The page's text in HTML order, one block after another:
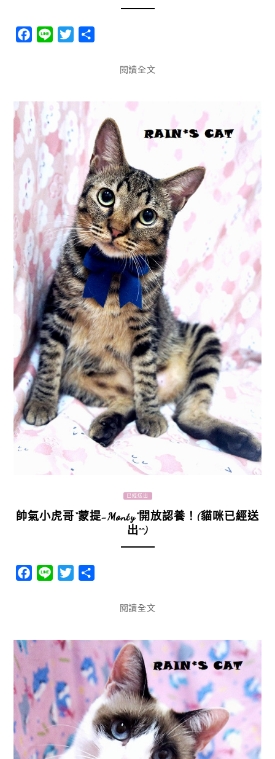
Facebook
Line Twitter
閱讀全文
已經送出
帥氣小虎哥“蒙提-Monty”開放認養！(貓咪已經送
出^^)
Facebook
Line Twitter
閱讀全文